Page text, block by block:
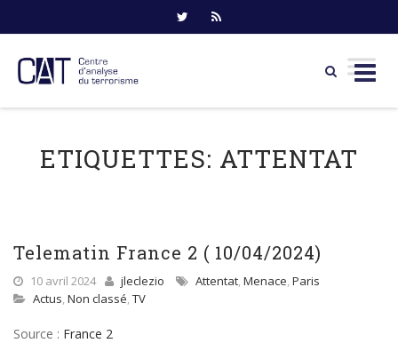
contentETIQUETTES: ATTENTAT
Telematin France 2 ( 10/04/2024)
10 avril 2024 jleclezio Attentat, Menace, Paris
Actus, Non classé, TV
Source : France 2